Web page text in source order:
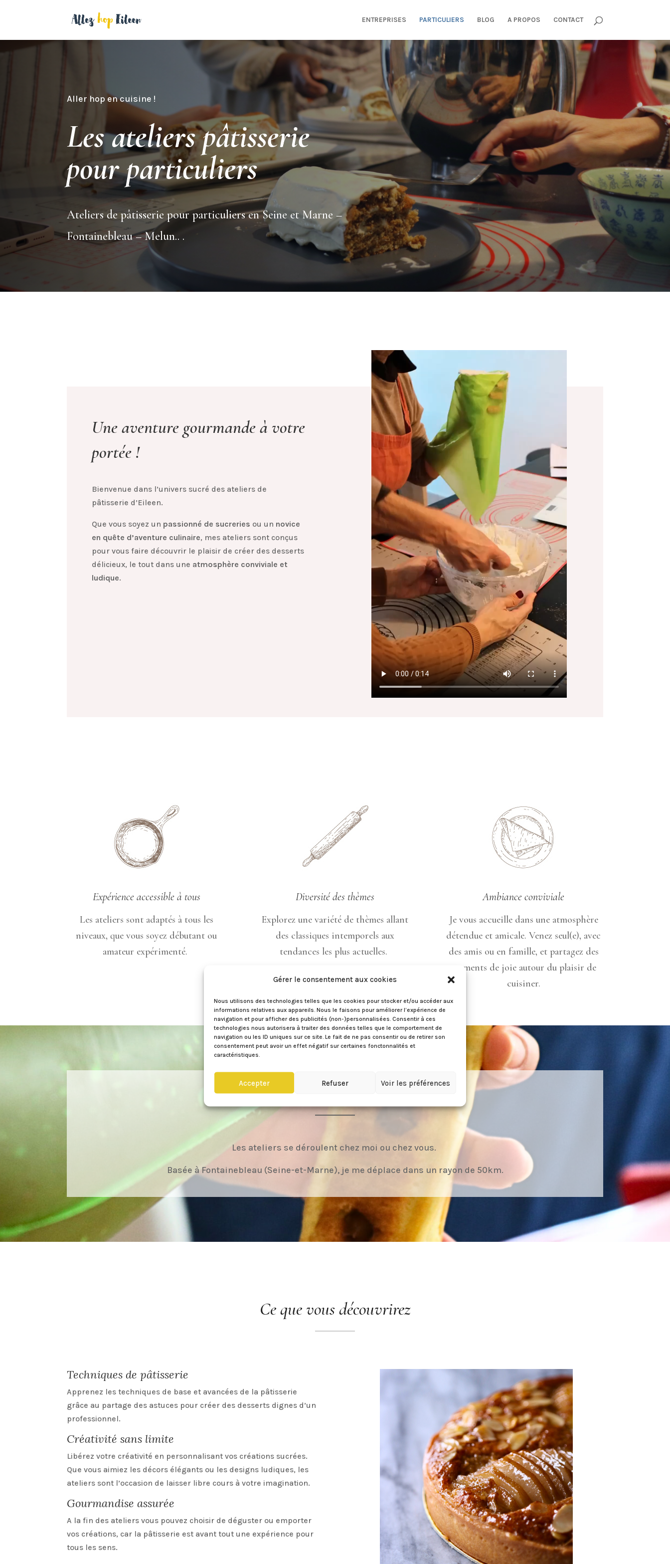
Gérer le consentement aux cookies
Nous utilisons des technologies telles que les cookies pour stocker et/ou accéder aux
informations relatives aux appareils. Nous le faisons pour améliorer l’expérience de
navigation et pour afficher des publicités (non-)personnalisées. Consentir à ces
technologies nous autorisera à traiter des données telles que le comportement de
navigation ou les ID uniques sur ce site. Le fait de ne pas consentir ou de retirer son
consentement peut avoir un effet négatif sur certaines fonctonnalités et
caractéristiques.
Accepter Refuser Voir les préférences
ENTREPRISES PARTICULIERS BLOG A PROPOS CONTACT
Aller hop en cuisine !
Les ateliers pâtisserie
pour particuliers
Ateliers de pâtisserie pour particuliers en Seine et Marne –
Fontainebleau – Melun.. .
Une aventure gourmande à votre
portée !
Bienvenue dans l’univers sucré des ateliers de
pâtisserie d’Eileen.
Que vous soyez un passionné de sucreries ou un novice
en quête d’aventure culinaire, mes ateliers sont conçus
pour vous faire découvrir le plaisir de créer des desserts
délicieux, le tout dans une atmosphère conviviale et
ludique.
Expérience accessible à tous
Les ateliers sont adaptés à tous les
niveaux, que vous soyez débutant ou
amateur expérimenté.
Diversité des thèmes
Explorez une variété de thèmes allant
des classiques intemporels aux
tendances les plus actuelles.
Ambiance conviviale
Je vous accueille dans une atmosphère
détendue et amicale. Venez seul(e), avec
des amis ou en famille, et partagez des
moments de joie autour du plaisir de
cuisiner.
Où se déroulent les ateliers pâtisserie
Les ateliers se déroulent chez moi ou chez vous.
Basée à Fontainebleau (Seine-et-Marne), je me déplace dans un rayon de 50km.
Ce que vous découvrirez
Techniques de pâtisserie
Apprenez les techniques de base et avancées de la pâtisserie
grâce au partage des astuces pour créer des desserts dignes d’un
professionnel.
Créativité sans limite
Libérez votre créativité en personnalisant vos créations sucrées.
Que vous aimiez les décors élégants ou les designs ludiques, les
ateliers sont l’occasion de laisser libre cours à votre imagination.
Gourmandise assurée
A la fin des ateliers vous pouvez choisir de déguster ou emporter
vos créations, car la pâtisserie est avant tout une expérience pour
tous les sens.